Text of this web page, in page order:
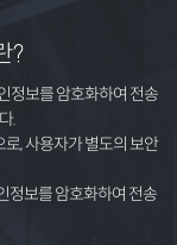
?
정보를 암호화하여 전송
.
, 사용자가 별도의 보안
정보를 암호화하여 전송